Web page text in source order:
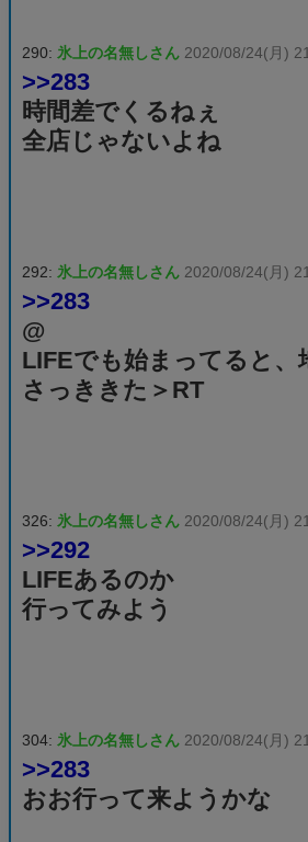
290: 氷上の名無しさん 2020/08/24(月)
>>283
時間差でくるねぇ
全店じゃないよね
292: 氷上の名無しさん 2020/08/24(月)
>>283
@
LIFEでも始まってると、
さっききた＞RT
326: 氷上の名無しさん 2020/08/24(月)
>>292
LIFEあるのか
行ってみよう
304: 氷上の名無しさん 2020/08/24(月)
>>283
おお行って来ようかな